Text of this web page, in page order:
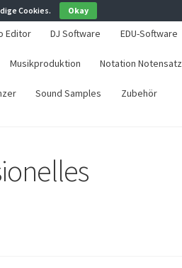
Editor DJ Software EDU-Software
Musikproduktion Notation Notensatz
Sound Samples Zubehör
Cookies. Okay